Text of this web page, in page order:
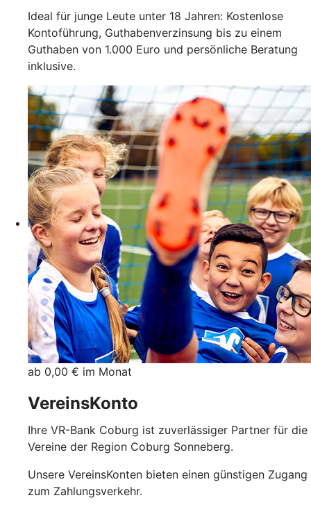
Ideal für junge Leute unter 18 Jahren: Kostenlose
Kontoführung, Guthabenverzinsung bis zu einem
Guthaben von 1.000 Euro und persönliche Beratung
inklusive.
ab 0,00 € im Monat
VereinsKonto
Ihre VR-Bank Coburg ist zuverlässiger Partner für die
Vereine der Region Coburg Sonneberg.
Unsere VereinsKonten bieten einen günstigen Zugang
zum Zahlungsverkehr.